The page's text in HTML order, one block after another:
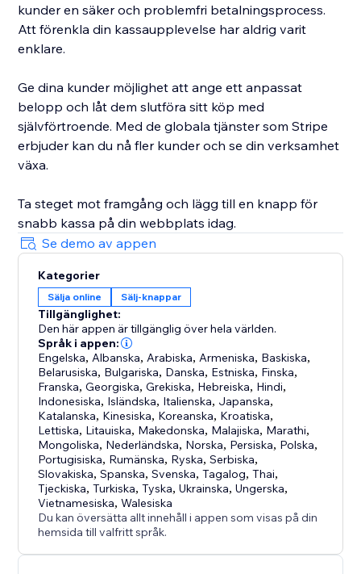
kunder en säker och problemfri betalningsprocess.
Att förenkla din kassaupplevelse har aldrig varit
enklare.
Ge dina kunder möjlighet att ange ett anpassat
belopp och låt dem slutföra sitt köp med
självförtroende. Med de globala tjänster som Stripe
erbjuder kan du nå fler kunder och se din verksamhet
växa.
Ta steget mot framgång och lägg till en knapp för
snabb kassa på din webbplats idag.
Se demo av appen
Kategorier
Sälja online Sälj-knappar
Tillgänglighet:
Den här appen är tillgänglig över hela världen.
Språk i appen:
Engelska, Albanska, Arabiska, Armeniska, Baskiska,
Belarusiska, Bulgariska, Danska, Estniska, Finska,
Franska,Georgiska,Grekiska, Hebreiska, Hindi,
Indonesiska, Isländska, Italienska, Japanska,
Katalanska, Kinesiska, Koreanska, Kroatiska,
Lettiska, Litauiska, Makedonska, Malajiska, Marathi,
Mongoliska, Nederländska, Norska, Persiska, Polska,
Portugisiska, Rumänska, Ryska,Serbiska,
Slovakiska,Spanska,Svenska,Tagalog,Thai,
Tjeckiska,Turkiska,Tyska,Ukrainska,Ungerska,
Vietnamesiska,Walesiska
Du kan översätta allt innehåll i appen som visas på din
hemsida till valfritt språk.